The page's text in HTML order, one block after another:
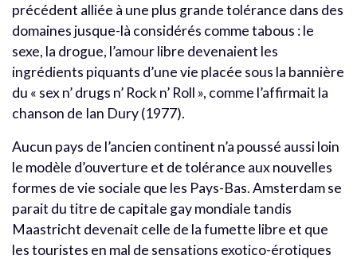
précédent alliée à une plus grande tolérance dans des
domaines jusque-là considérés comme tabous : le
sexe, la drogue, l’amour libre devenaient les
ingrédients piquants d’une vie placée sous la bannière
du « sex n’ drugs n’ Rock n’ Roll », comme l’affirmait la
chanson de Ian Dury (1977).
Aucun pays de l’ancien continent n’a poussé aussi loin
le modèle d’ouverture et de tolérance aux nouvelles
formes de vie sociale que les Pays-Bas. Amsterdam se
parait du titre de capitale gay mondiale tandis
Maastricht devenait celle de la fumette libre et que
les touristes en mal de sensations exotico-érotiques